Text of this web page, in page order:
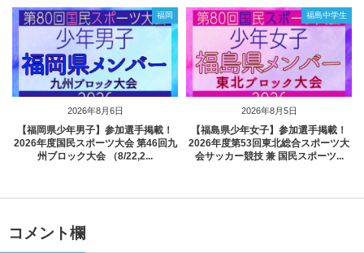
2026年8月6日
福岡
【福岡県少年男子】参加選手掲載！
2026年度国民スポーツ大会 第46回九
州ブロック大会 （8/22,2...
2026年8月5日
福島中学生
【福島県少年女子】参加選手掲載！
2026年度第53回東北総合スポーツ大
会サッカー競技 兼 国民スポーツ...
コメント欄